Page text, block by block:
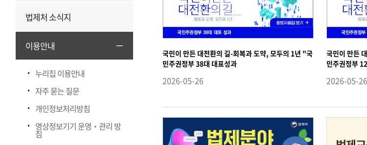
법제처 소식지
이용안내
누리집 이용안내
자주 묻는 질문
개인정보처리방침
영상정보기기 운영‧관리 방
침
국민이 만든 대전환의 길-회복과 도약, 모두의 1년 "국
민주권정부 38대 대표성과
2026-05-26
국민이 만든
민주권정부
2026-05-26